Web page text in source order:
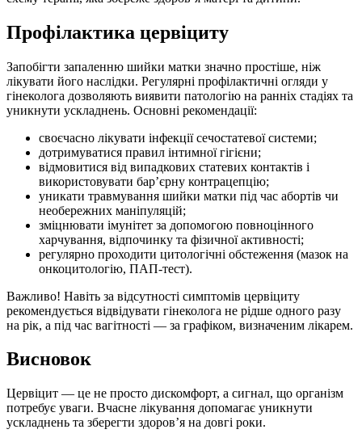
Профілактика цервіциту
Запобігти запаленню шийки матки значно простіше, ніж
лікувати його наслідки. Регулярні профілактичні огляди у
гінеколога дозволяють виявити патологію на ранніх стадіях та
уникнути ускладнень. Основні рекомендації:
своєчасно лікувати інфекції сечостатевої системи;
дотримуватися правил інтимної гігієни;
відмовитися від випадкових статевих контактів і
використовувати бар’єрну контрацепцію;
уникати травмування шийки матки під час абортів чи
необережних маніпуляцій;
зміцнювати імунітет за допомогою повноцінного
харчування, відпочинку та фізичної активності;
регулярно проходити цитологічні обстеження (мазок на
онкоцитологію, ПАП-тест).
Важливо! Навіть за відсутності симптомів цервіциту
рекомендується відвідувати гінеколога не рідше одного разу
на рік, а під час вагітності — за графіком, визначеним лікарем.
Висновок
Цервіцит — це не просто дискомфорт, а сигнал, що організм
потребує уваги. Вчасне лікування допомагає уникнути
ускладнень та зберегти здоров’я на довгі роки.